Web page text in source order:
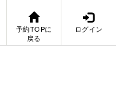
予約TOPに
戻る
ログイン